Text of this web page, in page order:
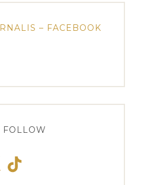
– FACEBOOK
FOLLOW
TikTok